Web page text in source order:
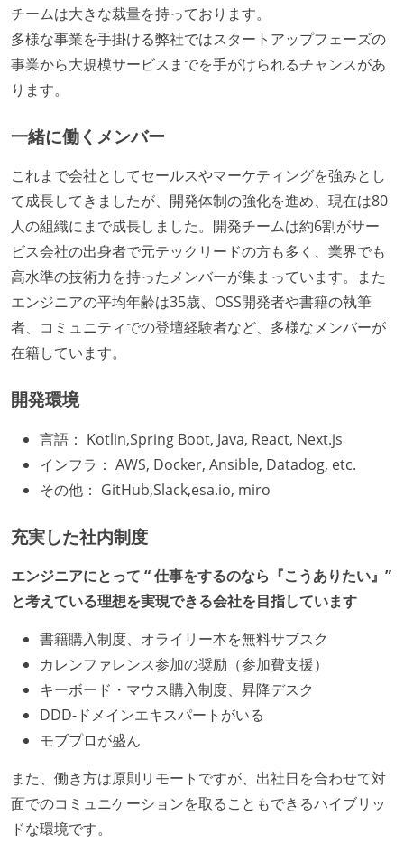
チームは大きな裁量を持っております。
多様な事業を手掛ける弊社ではスタートアップフェーズの
事業から大規模サービスまでを手がけられるチャンスがあ
ります。
一緒に働くメンバー
これまで会社としてセールスやマーケティングを強みとし
て成長してきましたが、開発体制の強化を進め、現在は80
人の組織にまで成長しました。開発チームは約6割がサー
ビス会社の出身者で元テックリードの方も多く、業界でも
高水準の技術力を持ったメンバーが集まっています。また
エンジニアの平均年齢は35歳、OSS開発者や書籍の執筆
者、コミュニティでの登壇経験者など、多様なメンバーが
在籍しています。
開発環境
言語： Kotlin,Spring Boot, Java, React, Next.js
インフラ： AWS, Docker, Ansible, Datadog, etc.
その他： GitHub,Slack,esa.io, miro
充実した社内制度
エンジニアにとって “ 仕事をするのなら『こうありたい』”
と考えている理想を実現できる会社を目指しています
書籍購入制度、オライリー本を無料サブスク
カレンファレンス参加の奨励（参加費支援）
キーボード・マウス購入制度、昇降デスク
DDD-ドメインエキスパートがいる
モブプロが盛ん
また、働き方は原則リモートですが、出社日を合わせて対
面でのコミュニケーションを取ることもできるハイブリッ
ドな環境です。